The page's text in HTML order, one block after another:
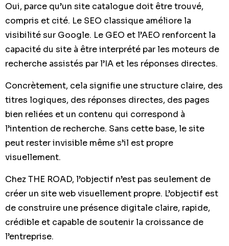
Oui, parce qu’un site catalogue doit être trouvé,
compris et cité. Le SEO classique améliore la
visibilité sur Google. Le GEO et l’AEO renforcent la
capacité du site à être interprété par les moteurs de
recherche assistés par l’IA et les réponses directes.
Concrètement, cela signifie une structure claire, des
titres logiques, des réponses directes, des pages
bien reliées et un contenu qui correspond à
l’intention de recherche. Sans cette base, le site
peut rester invisible même s’il est propre
visuellement.
Chez THE ROAD, l’objectif n’est pas seulement de
créer un site web visuellement propre. L’objectif est
de construire une présence digitale claire, rapide,
crédible et capable de soutenir la croissance de
l’entreprise.